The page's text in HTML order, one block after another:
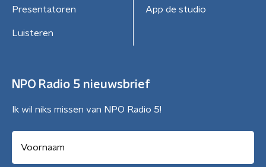
Presentatoren
Luisteren
App de studio
NPO Radio 5 nieuwsbrief
Ik wil niks missen van NPO Radio 5!